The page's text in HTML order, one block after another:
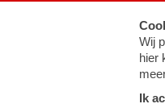
Cookie-instellingen